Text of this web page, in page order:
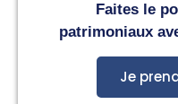
Faites le
patrimoniaux
Je